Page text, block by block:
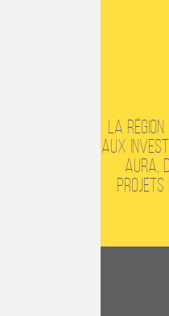
La
aux
Projets